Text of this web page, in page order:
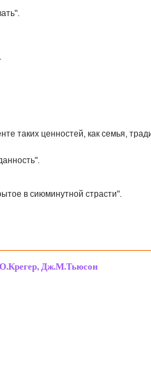
таких ценностей, как семья,
в сиюминутной страсти".
Дж.М.Тьюсон